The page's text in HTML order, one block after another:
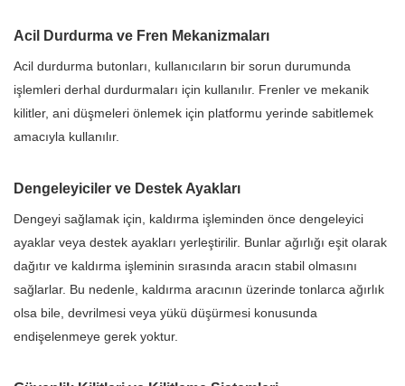
Acil Durdurma ve Fren Mekanizmaları
Acil durdurma butonları, kullanıcıların bir sorun durumunda
işlemleri derhal durdurmaları için kullanılır. Frenler ve mekanik
kilitler, ani düşmeleri önlemek için platformu yerinde sabitlemek
amacıyla kullanılır.
Dengeleyiciler ve Destek Ayakları
Dengeyi sağlamak için, kaldırma işleminden önce dengeleyici
ayaklar veya destek ayakları yerleştirilir. Bunlar ağırlığı eşit olarak
dağıtır ve kaldırma işleminin sırasında aracın stabil olmasını
sağlarlar. Bu nedenle, kaldırma aracının üzerinde tonlarca ağırlık
olsa bile, devrilmesi veya yükü düşürmesi konusunda
endişelenmeye gerek yoktur.